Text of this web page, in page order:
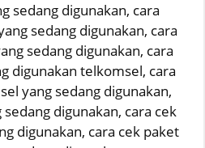
sedang digunakan, cara
sedang digunakan, cara
sedang digunakan, cara
digunakan telkomsel, cara
yang sedang digunakan,
digunakan, cara cek
digunakan, cara cek paket